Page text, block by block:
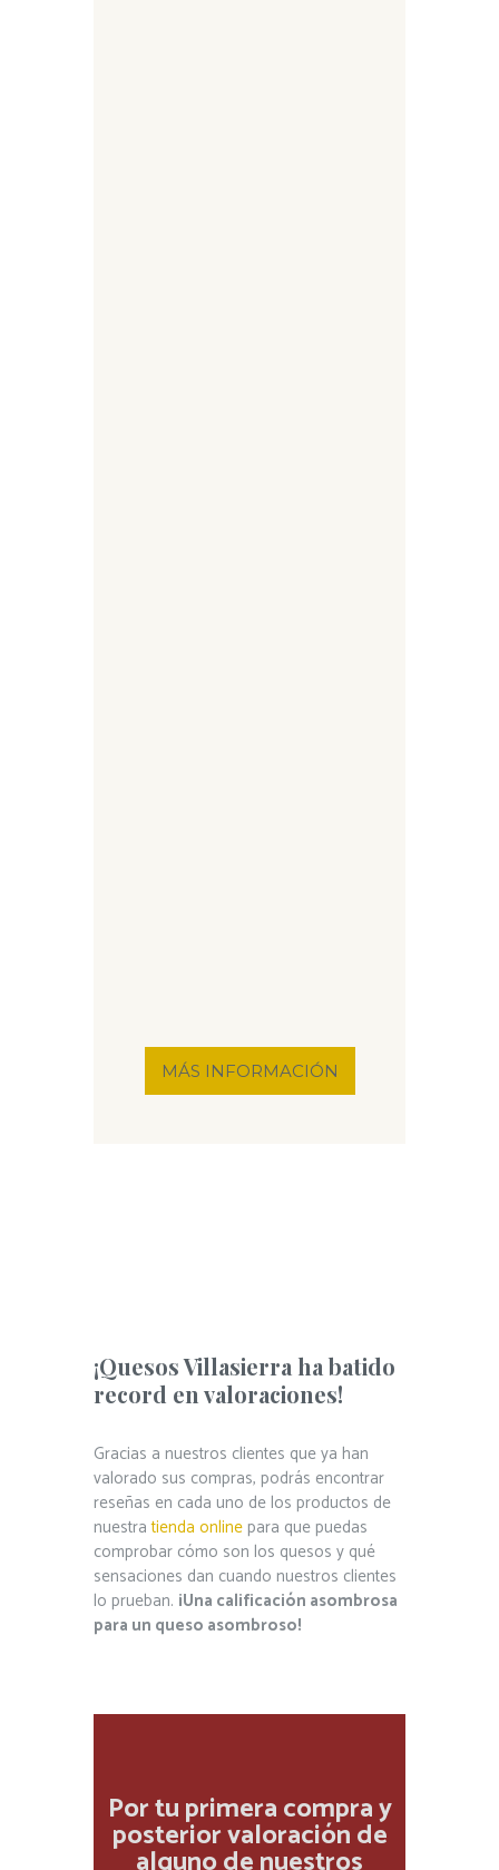
MÁS INFORMACIÓN
¡Quesos Villasierra ha batido
record en valoraciones!
Gracias a nuestros clientes que ya han
valorado sus compras, podrás encontrar
reseñas en cada uno de los productos de
nuestratienda online para que puedas
comprobar cómo son los quesos y qué
sensaciones dan cuando nuestros clientes
lo prueban. ¡Una calificación asombrosa
para un queso asombroso!
Por tu primera compra y
posterior valoración de